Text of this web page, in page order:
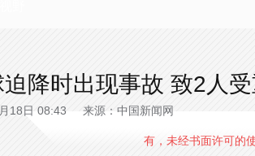
降时出现事故 致2人
18日 08:43 来源：中国新闻网
有，未经书面许可的